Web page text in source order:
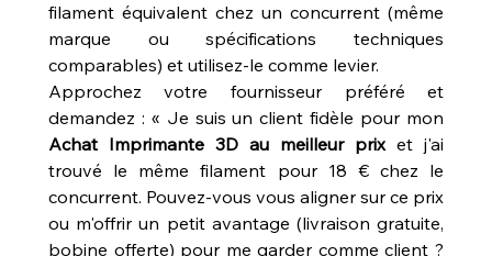
filament équivalent chez un concurrent (même
marque ou spécifications techniques
comparables) et utilisez-le comme levier.
Approchez votre fournisseur préféré et
Achat Imprimante 3D au meilleur prix et j'ai
trouvé le même filament pour 18 € chez le
concurrent. Pouvez-vous vous aligner sur ce prix
ou m'offrir un petit avantage (livraison gratuite,
bobine offerte) pour me garder comme client ?